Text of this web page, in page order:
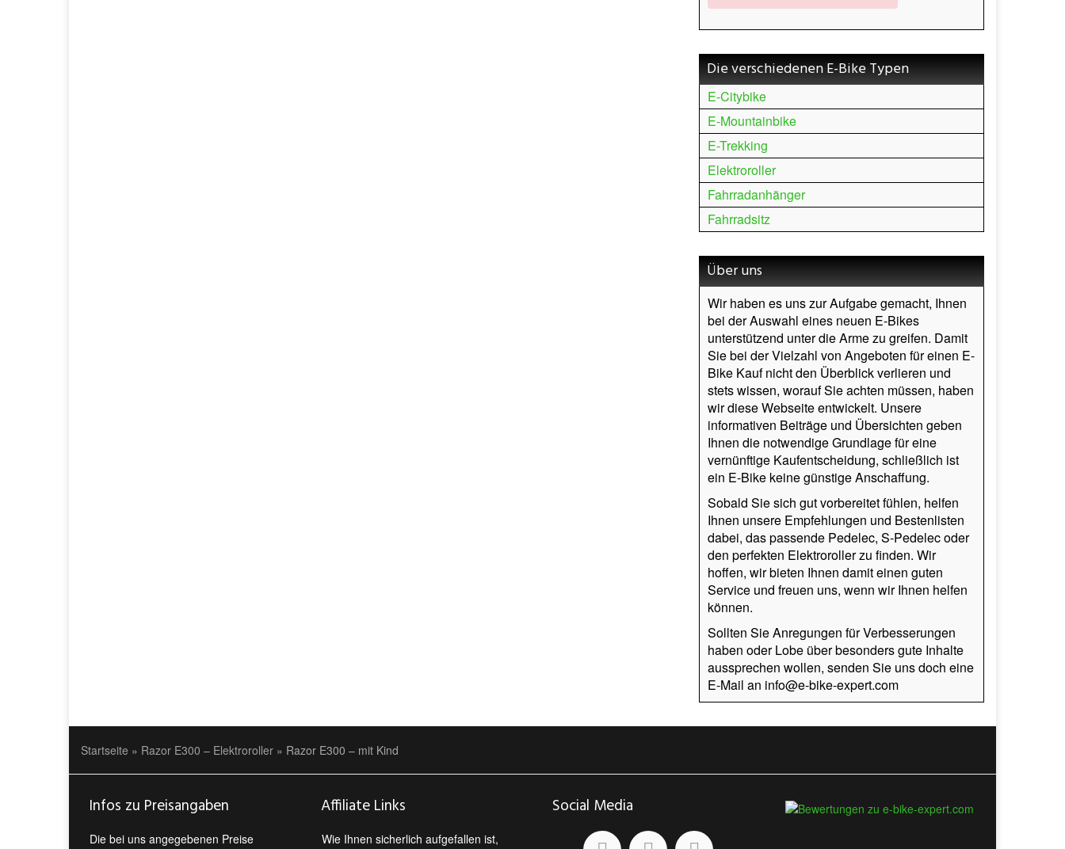
Die verschiedenen E-Bike Typen
E-Citybike
E-Mountainbike
E-Trekking
Elektroroller
Fahrradanhänger
Fahrradsitz
Über uns
Wir haben es uns zur Aufgabe gemacht, Ihnen
bei der Auswahl eines neuen E-Bikes
unterstützend unter die Arme zu greifen. Damit
Sie bei der Vielzahl von Angeboten für einen E-
Bike Kauf nicht den Überblick verlieren und
stets wissen, worauf Sie achten müssen, haben
wir diese Webseite entwickelt. Unsere
informativen Beiträge und Übersichten geben
Ihnen die notwendige Grundlage für eine
vernünftige Kaufentscheidung, schließlich ist
ein E-Bike keine günstige Anschaffung.
Sobald Sie sich gut vorbereitet fühlen, helfen
Ihnen unsere Empfehlungen und Bestenlisten
dabei, das passende Pedelec, S-Pedelec oder
den perfekten Elektroroller zu finden. Wir
hoffen, wir bieten Ihnen damit einen guten
Service und freuen uns, wenn wir Ihnen helfen
können.
Sollten Sie Anregungen für Verbesserungen
haben oder Lobe über besonders gute Inhalte
aussprechen wollen, senden Sie uns doch eine
E-Mail an info@e-bike-expert.com
Startseite » Razor E300 – Elektroroller » Razor E300 – mit Kind
Infos zu Preisangaben
Die bei uns angegebenen Preise
Affiliate Links
Wie Ihnen sicherlich aufgefallen ist,
Social Media